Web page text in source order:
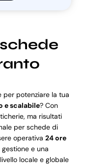
potenziare la tua
e scalabile? Con
ma risultati
per schede di
operativa 24 ore
e una
locale e globale